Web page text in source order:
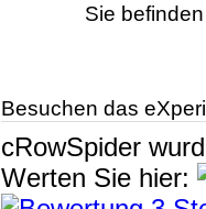
Sie
Besuchen das
cRowSpider
Werten Sie hier: